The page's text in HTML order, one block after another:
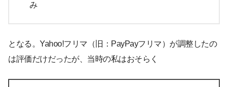
み
となる。Yahoo!フリマ（旧：PayPayフリマ）が調整したの
は評価だけだったが、当時の私はおそらく